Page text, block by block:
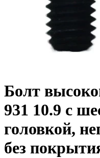
Болт
931 10.9 с
головкой,
без